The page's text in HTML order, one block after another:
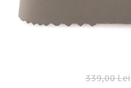
339,00 Lei